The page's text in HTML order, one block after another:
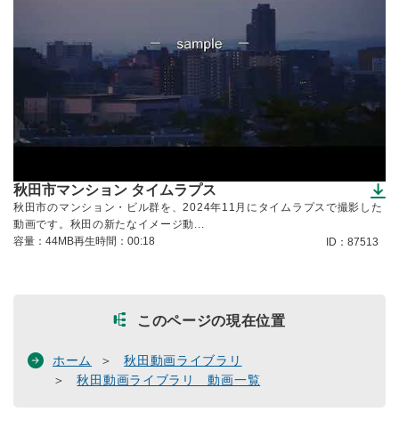
秋田市マンション タイムラプス
（ダウンロードできます）
秋田市のマンション・ビル群を、2024年11月にタイムラプスで撮影した
動画です。秋田の新たなイメージ動...
容量：44MB再生時間：00:18 ID：87513
このページの現在位置
ホーム
秋田動画ライブラリ
秋田動画ライブラリ 動画一覧